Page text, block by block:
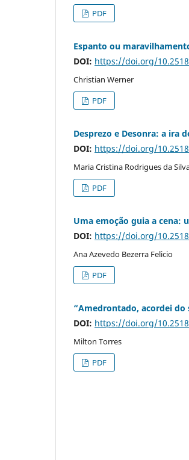
PDF
Espanto ou
DOI: https://doi.org/
Christian Werner
PDF
Desprezo e Desonra: a ira
DOI: https://doi.org/
Maria Cristina Rodrigues da
PDF
Uma emoção guia a cena:
DOI: https://doi.org/
Ana Azevedo Bezerra Felicio
PDF
“Amedrontado, acordei do
DOI: https://doi.org/
Milton Torres
PDF